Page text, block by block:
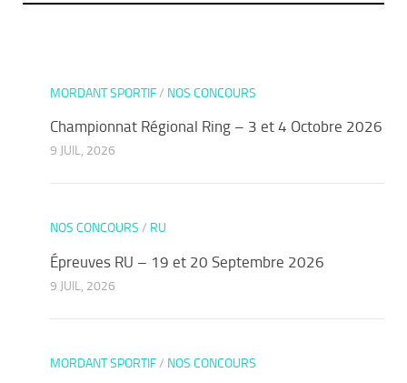
MORDANT SPORTIF/ NOS CONCOURS
Championnat Régional Ring – 3 et 4 Octobre 2026
9 JUIL, 2026
NOS CONCOURS / RU
Épreuves RU – 19 et 20 Septembre 2026
9 JUIL, 2026
MORDANT SPORTIF/ NOS CONCOURS